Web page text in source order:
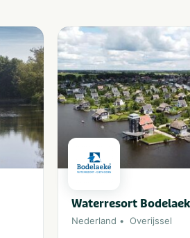
Waterresort
Nederland Overijssel